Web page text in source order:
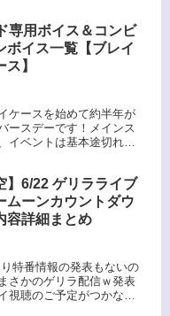
専用ボイス＆コンビ
ボイス一覧【ブレイ
】
ケースを始めて約半年が
ースデーです！メインス
イベントは基本途切れる
】6/22 ゲリラライブ
ムーンカウントダウ
容詳細まとめ
特番情報の発表もないの
さかのゲリラ配信ｗ発表
視聴のご予定がつかなか